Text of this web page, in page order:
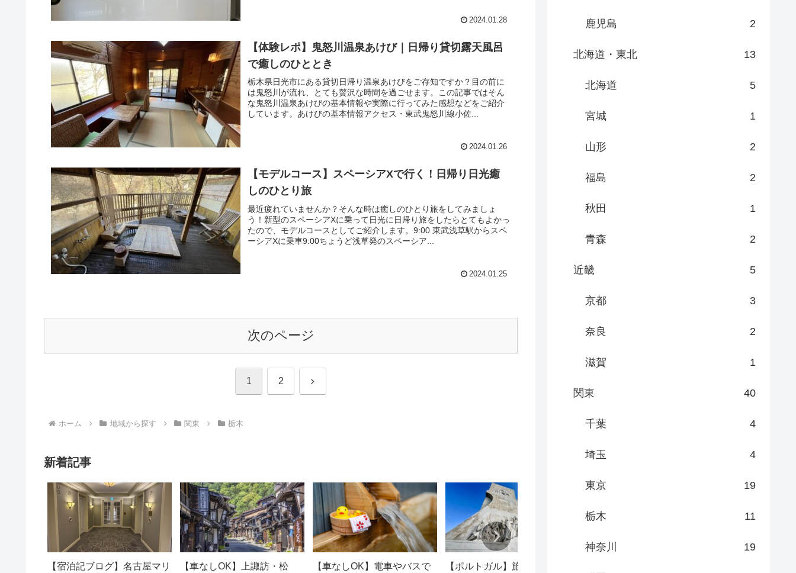
2024.01.28
【体験レポ】鬼怒川温泉あけび｜日帰り貸切露天風呂
で癒しのひととき
栃木県日光市にある貸切日帰り温泉あけびをご存知ですか？目の前に
は鬼怒川が流れ、とても贅沢な時間を過ごせます。この記事ではそん
な鬼怒川温泉あけびの基本情報や実際に行ってみた感想などをご紹介
しています。あけびの基本情報アクセス・東武鬼怒川線小佐...
2024.01.26
【モデルコース】スペーシアXで行く！日帰り日光癒
しのひとり旅
最近疲れていませんか？そんな時は癒しのひとり旅をしてみましょ
う！新型のスペーシアXに乗って日光に日帰り旅をしたらとてもよかっ
たので、モデルコースとしてご紹介します。9:00 東武浅草駅からスペ
ーシアXに乗車9:00ちょうど浅草発のスペーシア...
2024.01.25
次のページ
1 2 次
ホーム 地域から探す 関東 栃木
新着記事
【宿泊記ブログ】名古屋マリ 【車なしOK】上諏訪・松 【車なしOK】電車やバスで 【ポルトガル】旅行前に知っ
鹿児島 2
北海道・東北 13
北海道 5
宮城 1
山形 2
福島 2
秋田 1
青森 2
近畿 5
京都 3
奈良 2
滋賀 1
関東 40
千葉 4
埼玉 4
東京 19
栃木 11
神奈川 19